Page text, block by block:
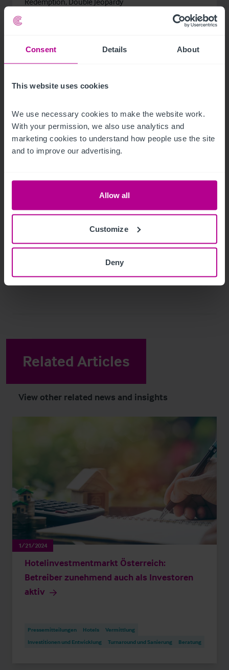
Consent Details About
This website uses cookies
We use necessary cookies to make the website work.
With your permission, we also use analytics and
marketing cookies to understand how people use the site
and to improve our advertising.
Allow all
Customize
Deny
Nothing’s ever really dead, if you look at it right.
Kanada ausgiebig bereisen.
Was ist Deine größte Angst?
Das sie wahr wird.
Facebook
Related Articles
View other related news and insights
1/21/2024
Hotelinvestmentmarkt Österreich:
Betreiber zunehmend auch als Investoren
aktiv
Pressemitteilungen Hotels
Vermittlung
Investitionen und Entwicklung
Turnaround und Sanierung Beratung